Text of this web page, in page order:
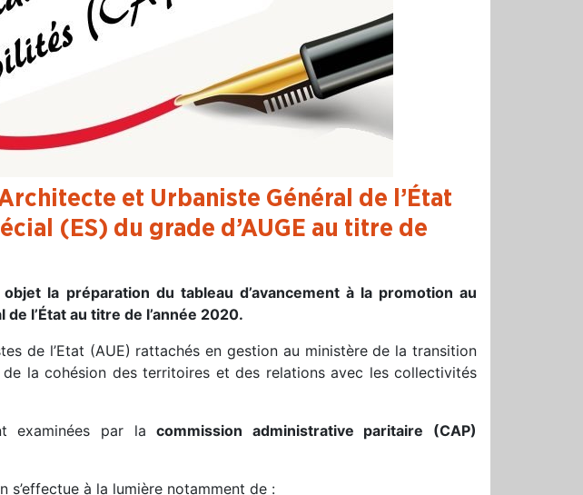
et Urbaniste Général de l’État
(ES) du grade d’AUGE au titre de
la préparation du tableau d’avancement à la promotion au
l’État au titre de l’année 2020.
de l’Etat (AUE) rattachés en gestion au ministère de la transition
la cohésion des territoires et des relations avec les collectivités
examinées par lacommission administrative paritaire (CAP)
s’effectue à la lumière notamment de :